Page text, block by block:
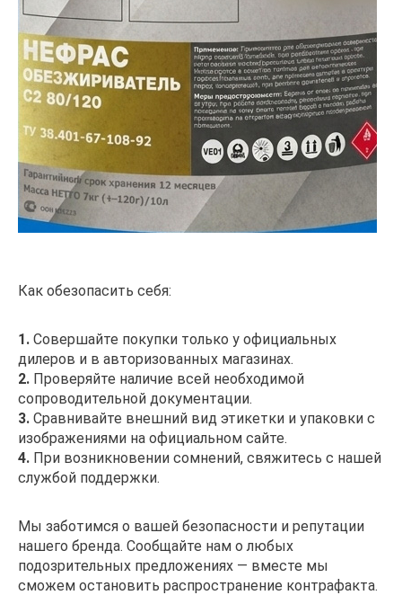
Как обезопасить себя:
Совершайте покупки только у официальных
дилеров и в авторизованных магазинах.
Проверяйте наличие всей необходимой
сопроводительной документации.
Сравнивайте внешний вид этикетки и упаковки с
изображениями на официальном сайте.
При возникновении сомнений, свяжитесь с нашей
службой поддержки.
Мы заботимся о вашей безопасности и репутации
нашего бренда. Сообщайте нам о любых
подозрительных предложениях — вместе мы
сможем остановить распространение контрафакта.